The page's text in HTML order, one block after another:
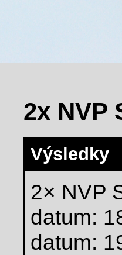
2x NVP
Výsledky
2× NVP
datum:
datum: